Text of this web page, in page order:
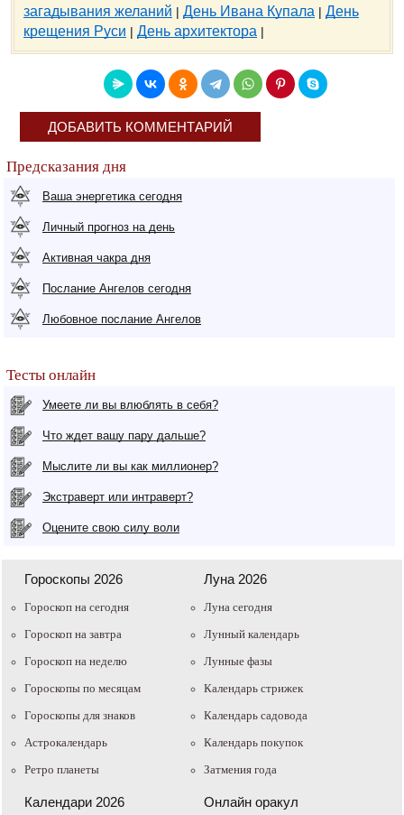
загадывания желаний | День Ивана Купала | День
крещения Руси | День архитектора |
ДОБАВИТЬ КОММЕНТАРИЙ
Предсказания дня
Ваша энергетика сегодня
Личный прогноз на день
Активная чакра дня
Послание Ангелов сегодня
Любовное послание Ангелов
Тесты онлайн
Умеете ли вы влюблять в себя?
Что ждет вашу пару дальше?
Мыслите ли вы как миллионер?
Экстраверт или интраверт?
Оцените свою силу воли
Гороскопы 2026
Гороскоп на сегодня
Гороскоп на завтра
Гороскоп на неделю
Гороскопы по месяцам
Гороскопы для знаков
Астрокалендарь
Ретро планеты
Луна 2026
Луна сегодня
Лунный календарь
Лунные фазы
Календарь стрижек
Календарь садовода
Календарь покупок
Затмения года
Календари 2026 Онлайн оракул